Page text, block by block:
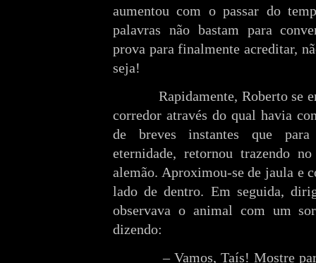
aumentou com o passar do
palavras não bastam para
prova para finalmente acreditar,
seja!
Rapidamente, Roberto se
corredor através do qual havia
de breves instantes que
eternidade, retornou trazendo
alemão. Aproximou-se de jaula e
lado de dentro. Em seguida,
observava o animal com um
dizendo:
– Vamos, Taís! Mostre